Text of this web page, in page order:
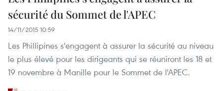
sécurité du Sommet de l'APEC
14/11/2015 10:59
​Les Phillipines s'engagent à assurer la sécurité au niveau
le plus élevé pour les dirigeants qui se réuniront les 18 et
19 novembre à Manille pour le Sommet de l'APEC.